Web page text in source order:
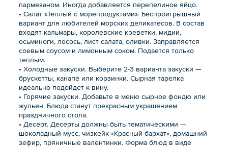
пармезаном. Иногда добавляется перепелиное яйцо.
• Салат «Теплый с морепродуктами». Беспроигрышный
вариант для любителей морских деликатесов. В состав
входят кальмары, королевские креветки, мидии,
осьминоги, лосось, лист салата, оливки. Заправляется
соевым соусом и лимонным соком. Подается только
теплым.
• Холодные закуски. Выберите 2-3 варианта закуски —
брускетты, канапе или корзинки. Сырная тарелка
идеально подойдет к вину.
• Горячие закуски. Добавьте в меню сырное фондю или
жульен. Блюда станут прекрасным украшением
праздничного стола.
• Десерт. Десерты должны быть тематическими —
шоколадный мусс, чизкейк «Красный бархат», домашний
зефир, пряничные валентинки. Форма блюд в виде